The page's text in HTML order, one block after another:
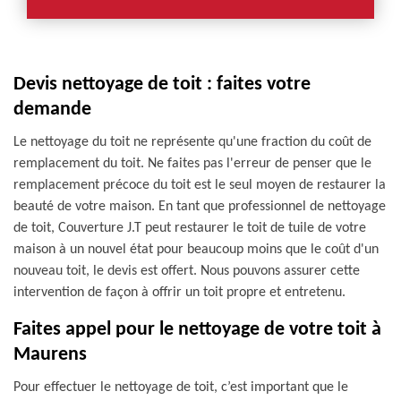
Devis nettoyage de toit : faites votre
demande
Le nettoyage du toit ne représente qu'une fraction du coût de
remplacement du toit. Ne faites pas l'erreur de penser que le
remplacement précoce du toit est le seul moyen de restaurer la
beauté de votre maison. En tant que professionnel de nettoyage
de toit, Couverture J.T peut restaurer le toit de tuile de votre
maison à un nouvel état pour beaucoup moins que le coût d'un
nouveau toit, le devis est offert. Nous pouvons assurer cette
intervention de façon à offrir un toit propre et entretenu.
Faites appel pour le nettoyage de votre toit à
Maurens
Pour effectuer le nettoyage de toit, c’est important que le